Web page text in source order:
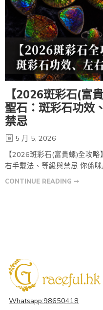
【2026斑彩石(富
聖石：斑彩石功效
禁忌
5 月 5, 2026
【2026斑彩石(富貴螺)全攻
右手戴法、等級與禁忌 你係
CONTINUE READING ➞
Whatsapp:98650418